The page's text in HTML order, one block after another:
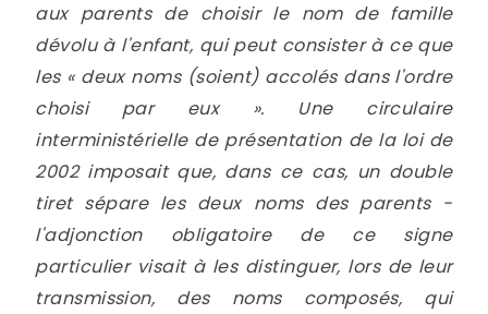
aux parents de choisir le nom de famille
dévolu à l'enfant, qui peut consister à ce que
les « deux noms (soient) accolés dans l'ordre
choisi par eux ». Une circulaire
interministérielle de présentation de la loi de
2002 imposait que, dans ce cas, un double
tiret sépare les deux noms des parents -
l'adjonction obligatoire de ce signe
particulier visait à les distinguer, lors de leur
transmission, des noms composés, qui